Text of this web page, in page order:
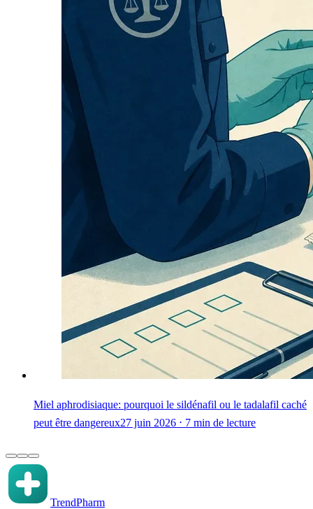
Miel aphrodisiaque: pourquoi le sildénafil ou le tadalafil caché
peut être dangereux27 juin 2026 ⋅ 7 min de lecture
TrendPharm